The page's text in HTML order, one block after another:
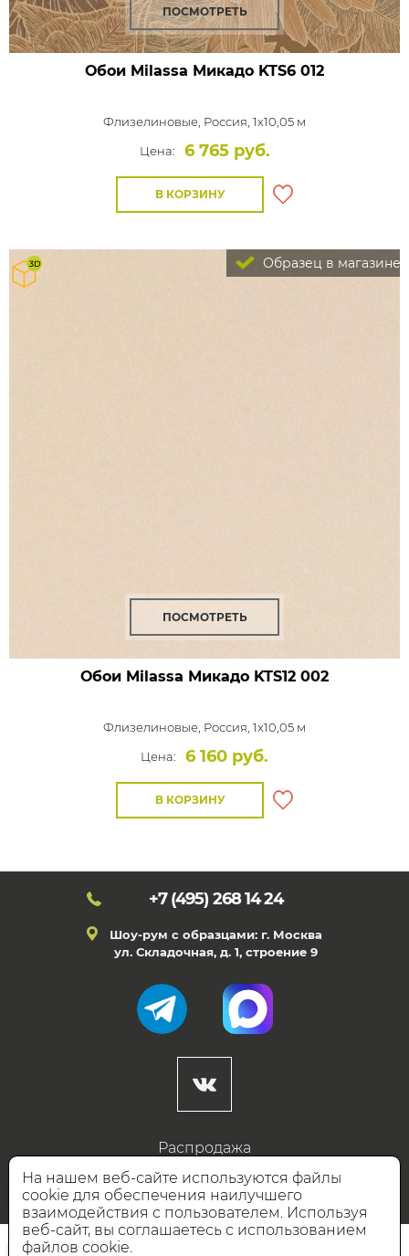
ПОСМОТРЕТЬ
Обои Milassa Микадо KTS6 012
Флизелиновые, Россия, 1x10,05 м
Цена:
6 765 руб.
В КОРЗИНУ
Образец в магазине
ПОСМОТРЕТЬ
Обои Milassa Микадо KTS12 002
Флизелиновые, Россия, 1x10,05 м
Цена:
6 160 руб.
В КОРЗИНУ
+7 (495) 268 14 24
Шоу-рум с образцами: г. Москва
ул. Складочная, д. 1, строение 9
Распродажа
Готовые дизайны
Дизайнерам
НАШИ ПАРТНЁРЫ
На нашем веб-сайте используются файлы
cookie для обеспечения наилучшего
взаимодействия с пользователем. Используя
веб-сайт, вы соглашаетесь с использованием
файлов cookie.